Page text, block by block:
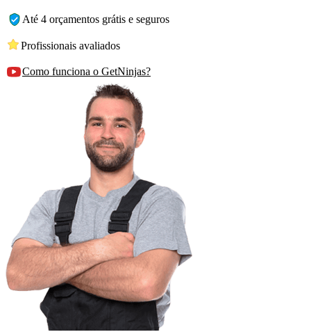
Até 4 orçamentos grátis e seguros
Profissionais avaliados
Como funciona o GetNinjas?